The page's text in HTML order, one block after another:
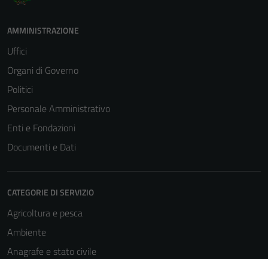
AMMINISTRAZIONE
Uffici
Organi di Governo
Politici
Personale Amministrativo
Enti e Fondazioni
Documenti e Dati
CATEGORIE DI SERVIZIO
Agricoltura e pesca
Ambiente
Anagrafe e stato civile